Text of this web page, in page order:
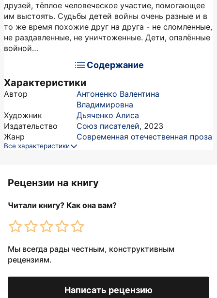
друзей, тёплое человеческое участие, помогающее
им выстоять. Судьбы детей войны очень разные и в
то же время похожие друг на друга - не сломленные,
не раздавленные, не уничтоженные. Дети, опалённые
войной…
Содержание
Характеристики
Автор
Антоненко Валентина
Владимировна
Художник
Дьяченко Алиса
Издательство
Союз писателей, 2023
Жанр
Современная отечественная проза
Все характеристики
Рецензии на книгу
Читали книгу? Как она вам?
Мы всегда рады честным, конструктивным
рецензиям.
Написать рецензию